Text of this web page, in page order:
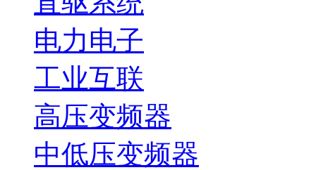
电力电子
工业互联
高压变频器
中低压变频器